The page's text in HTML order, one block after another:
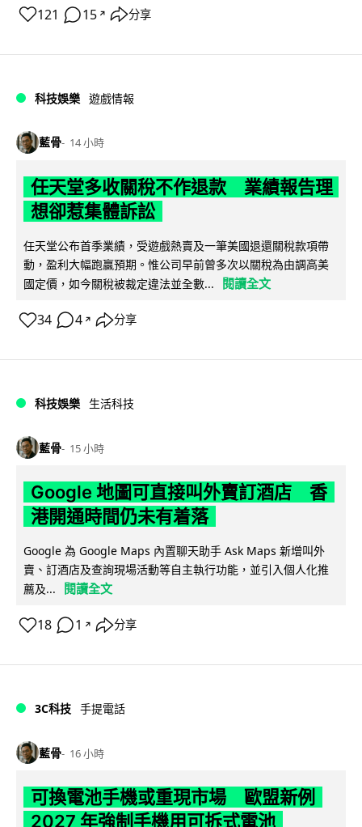
121 15 ↗ 分享
科技娛樂 遊戲情報
藍骨 14 小時
任天堂多收關稅不作退款 業績報告理
想卻惹集體訴訟
任天堂公布首季業績，受遊戲熱賣及一筆美國退還關稅款項帶
動，盈利大幅跑贏預期。惟公司早前曾多次以關稅為由調高美
國定價，如今關稅被裁定違法並全數...
閱讀全文
34 4 ↗ 分享
科技娛樂 生活科技
藍骨 15 小時
Google 地圖可直接叫外賣訂酒店 香
港開通時間仍未有着落
Google 為 Google Maps 內置聊天助手 Ask Maps 新增叫外
賣、訂酒店及查詢現場活動等自主執行功能，並引入個人化推
薦及...
閱讀全文
18 1 ↗ 分享
3C科技 手提電話
藍骨 16 小時
可換電池手機或重現市場 歐盟新例
2027 年強制手機用可拆式電池